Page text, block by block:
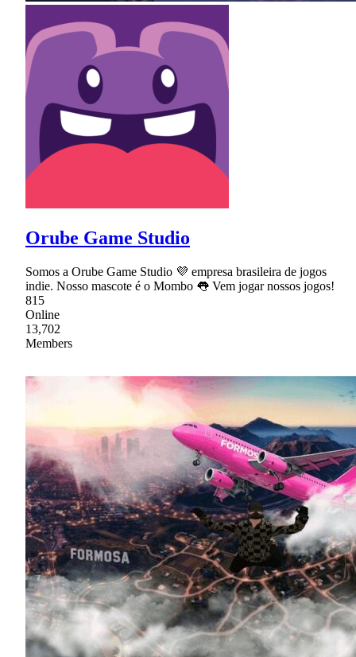
Orube Game Studio
Somos a Orube Game Studio 💜 empresa brasileira de jogos
indie. Nosso mascote é o Mombo 👅 Vem jogar nossos jogos!
815
Online
13,702
Members